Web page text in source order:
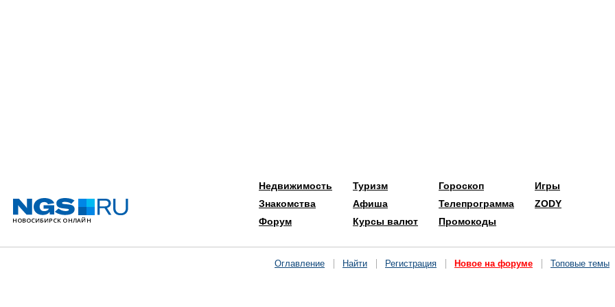
Недвижимость
Знакомства
Форум
Туризм
Афиша
Курсы валют
Гороскоп
Телепрограмма
Промокоды
Игры
ZODY
Оглавление Найти Регистрация Новое на форуме Топовые темы